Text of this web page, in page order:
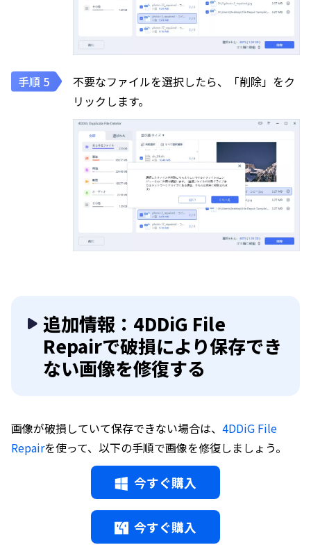
不要なファイルを選択したら、「削除」をク
リックします。
追加情報：4DDiG File
Repairで破損により保存でき
ない画像を修復する
画像が破損していて保存できない場合は、 4DDiG File
Repairを使って、以下の手順で画像を修復しましょう。
今すぐ購入
今すぐ購入